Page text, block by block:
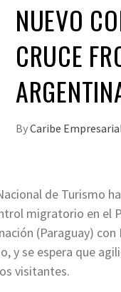
NUEVO
CRUCE
ByCaribe
de Turismo
migratorio en el
(Paraguay)
y se espera que
visitantes.